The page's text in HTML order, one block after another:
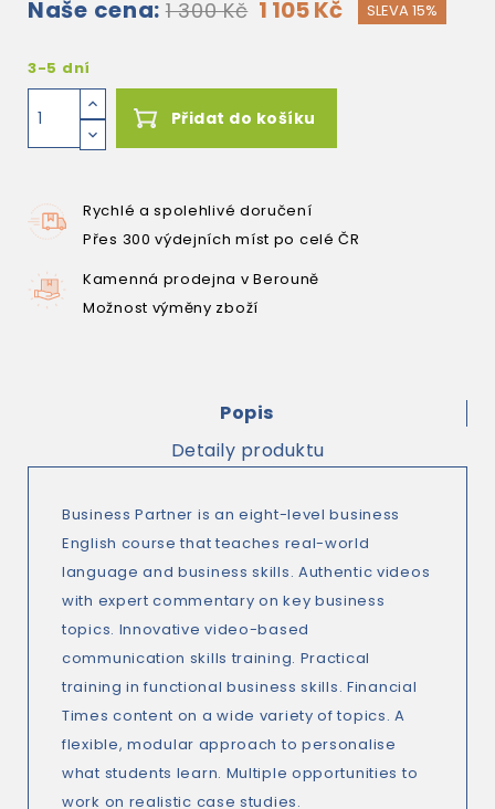
Naše cena: 1 300 Kč 1 105 Kč SLEVA 15%
3-5 dní
Přidat do košíku
Rychlé a spolehlivé doručení
Přes 300 výdejních míst po celé ČR
Kamenná prodejna v Berouně
Možnost výměny zboží
Popis
Detaily produktu
Business Partner is an eight-level business
English course that teaches real-world
language and business skills. Authentic videos
with expert commentary on key business
topics. Innovative video-based
communication skills training. Practical
training in functional business skills. Financial
Times content on a wide variety of topics. A
flexible, modular approach to personalise
what students learn. Multiple opportunities to
work on realistic case studies.